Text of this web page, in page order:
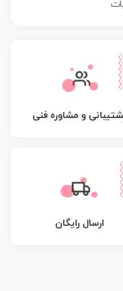
و مشاوره فنی
ارسال رایگان